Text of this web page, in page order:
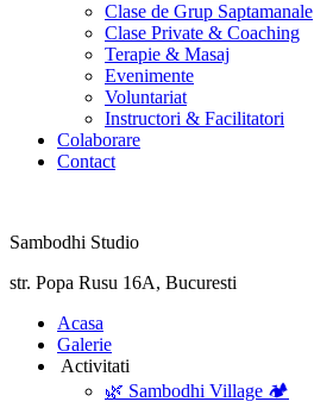
Clase de Grup Saptamanale
Clase Private & Coaching
Terapie & Masaj
‎Evenimente
Voluntariat
‏‏‎Instructori & Facilitatori
Colaborare
Contact
Sambodhi Studio
str. Popa Rusu 16A, Bucuresti
‎Acasa
Galerie
‎ ‎Activitati‎
🌿 Sambodhi Village 🏕️